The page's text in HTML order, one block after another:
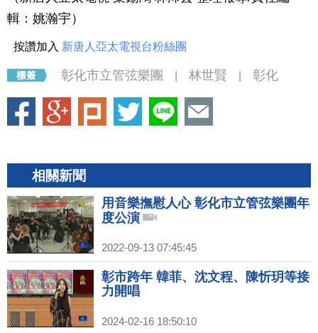
輯： 姚瀚宇 ）
按讚加入 新唐人亞太電視台粉絲團
彰化市立管弦樂團 林世賢 彰化
相關新聞
用音樂撫慰人心 彰化市立管弦樂團年
度公演
2022-09-13 07:45:45
彰市跨年 韓菲、沈文程、陳忻玥等接
力開唱
2024-02-16 18:50:10